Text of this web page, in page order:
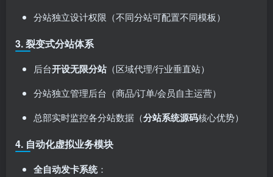
分站独立设计权限（不同分站可配置不同模板）
3. ​裂变式分站体系
后台开设无限分站​（区域代理/行业垂直站）
分站独立管理后台（商品/订单/会员自主运营）
总部实时监控各分站数据（分站系统源码核心优势）
4. ​ 自动化虚拟业务模块
全自动发卡系统：